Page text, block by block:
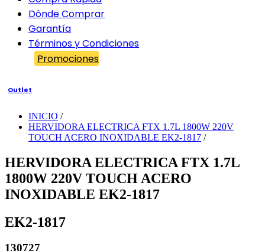
Dónde Comprar
Garantía
Términos y Condiciones
Promociones
Outlet
INICIO /
HERVIDORA ELECTRICA FTX 1.7L 1800W 220V
TOUCH ACERO INOXIDABLE EK2-1817 /
HERVIDORA ELECTRICA FTX 1.7L
1800W 220V TOUCH ACERO
INOXIDABLE EK2-1817
EK2-1817
130727